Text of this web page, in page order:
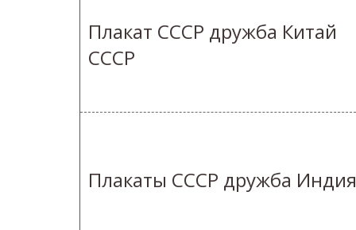
Плакат СССР дружба Китай
СССР
Плакаты СССР дружба Индия